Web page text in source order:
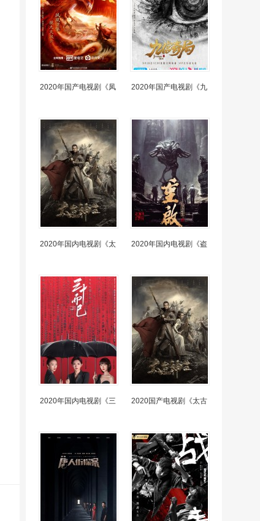
2020年国产电视剧《凤 2020年国产电视剧《九
2020年国内电视剧《太 2020年国内电视剧《盗
2020年国内电视剧《三 2020国产电视剧《太古